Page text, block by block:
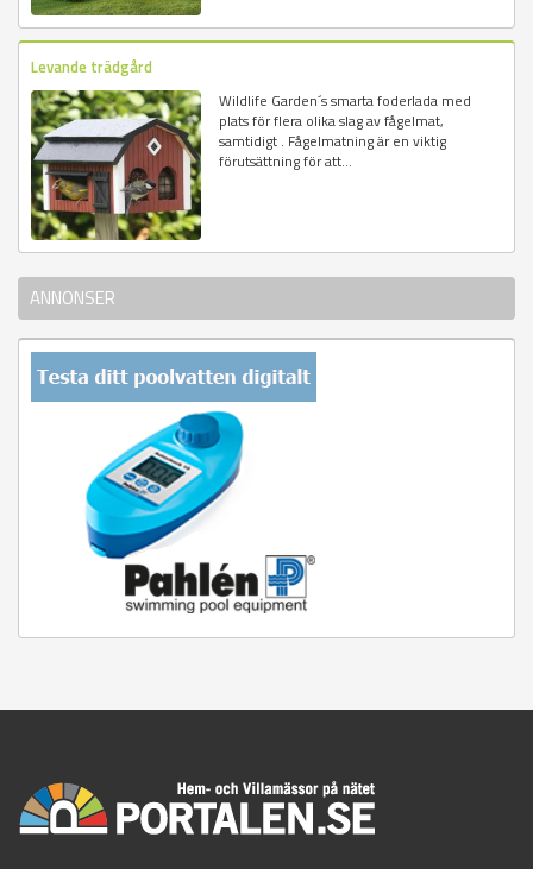
Levande trädgård
Wildlife Garden´s smarta foderlada med
plats för flera olika slag av fågelmat,
samtidigt . Fågelmatning är en viktig
förutsättning för att...
ANNONSER